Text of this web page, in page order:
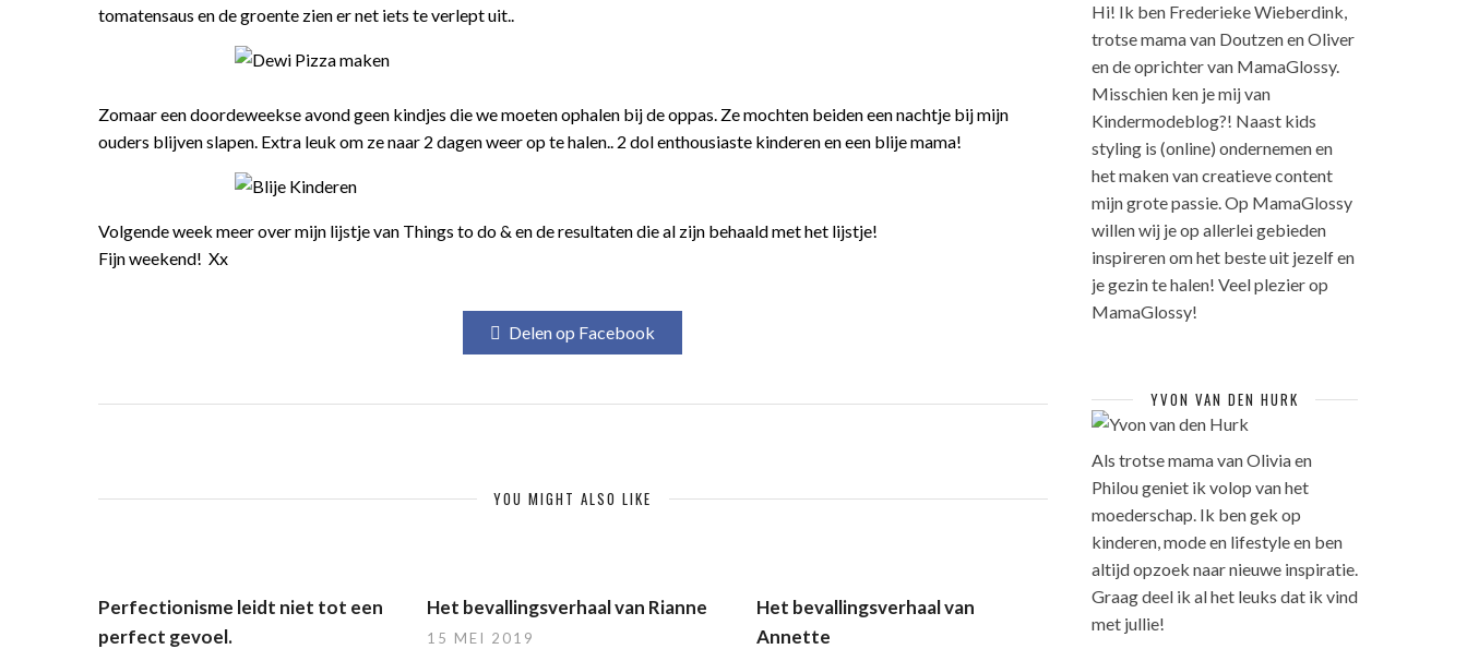
tomatensaus en de groente zien er net iets te verlept uit..
Zomaar een doordeweekse avond geen kindjes die we moeten ophalen bij de oppas. Ze mochten beiden een nachtje bij mijn
ouders blijven slapen. Extra leuk om ze naar 2 dagen weer op te halen.. 2 dol enthousiaste kinderen en een blije mama!
Volgende week meer over mijn lijstje van Things to do & en de resultaten die al zijn behaald met het lijstje!
Fijn weekend! Xx
Delen op Facebook
YOU MIGHT ALSO LIKE
Perfectionisme leidt niet tot een
perfect gevoel.
Het bevallingsverhaal van Rianne
15 MEI 2019
Het bevallingsverhaal van
Annette
Hi! Ik ben Frederieke Wieberdink,
trotse mama van Doutzen en Oliver
en de oprichter van MamaGlossy.
Misschien ken je mij van
Kindermodeblog?! Naast kids
styling is (online) ondernemen en
het maken van creatieve content
mijn grote passie. Op MamaGlossy
willen wij je op allerlei gebieden
inspireren om het beste uit jezelf en
je gezin te halen! Veel plezier op
MamaGlossy!
YVON VAN DEN HURK
Als trotse mama van Olivia en
Philou geniet ik volop van het
moederschap. Ik ben gek op
kinderen, mode en lifestyle en ben
altijd opzoek naar nieuwe inspiratie.
Graag deel ik al het leuks dat ik vind
met jullie!